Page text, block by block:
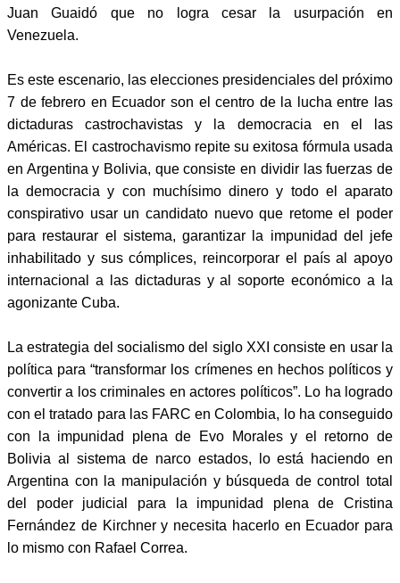
Juan Guaidó que no logra cesar la usurpación en
Venezuela.
Es este escenario, las elecciones presidenciales del próximo
7 de febrero en Ecuador son el centro de la lucha entre las
dictaduras castrochavistas y la democracia en el las
Américas. El castrochavismo repite su exitosa fórmula usada
en Argentina y Bolivia, que consiste en dividir las fuerzas de
la democracia y con muchísimo dinero y todo el aparato
conspirativo usar un candidato nuevo que retome el poder
para restaurar el sistema, garantizar la impunidad del jefe
inhabilitado y sus cómplices, reincorporar el país al apoyo
internacional a las dictaduras y al soporte económico a la
agonizante Cuba.
La estrategia del socialismo del siglo XXI consiste en usar la
política para “transformar los crímenes en hechos políticos y
convertir a los criminales en actores políticos”. Lo ha logrado
con el tratado para las FARC en Colombia, lo ha conseguido
con la impunidad plena de Evo Morales y el retorno de
Bolivia al sistema de narco estados, lo está haciendo en
Argentina con la manipulación y búsqueda de control total
del poder judicial para la impunidad plena de Cristina
Fernández de Kirchner y necesita hacerlo en Ecuador para
lo mismo con Rafael Correa.